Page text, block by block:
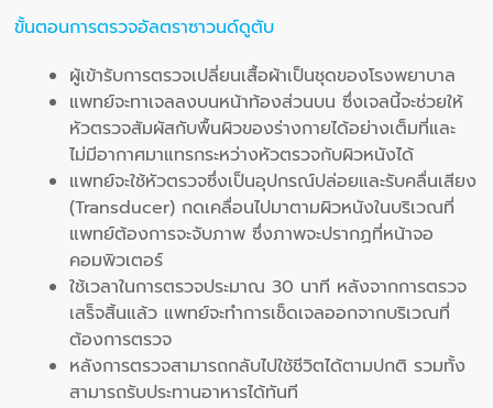
ขั้นตอนการตรวจอัลตราซาวนด์ดูตับ
ผู้เข้ารับการตรวจเปลี่ยนเสื้อผ้าเป็นชุดของโรงพยาบาล
แพทย์จะทาเจลลงบนหน้าท้องส่วนบน ซึ่งเจลนี้จะช่วยให้
หัวตรวจสัมผัสกับพื้นผิวของร่างกายได้อย่างเต็มที่และ
ไม่มีอากาศมาแทรกระหว่างหัวตรวจกับผิวหนังได้
แพทย์จะใช้หัวตรวจซึ่งเป็นอุปกรณ์ปล่อยและรับคลื่นเสียง
(Transducer) กดเคลื่อนไปมาตามผิวหนังในบริเวณที่
แพทย์ต้องการจะจับภาพ ซึ่งภาพจะปรากฏที่หน้าจอ
คอมพิวเตอร์
ใช้เวลาในการตรวจประมาณ 30 นาที หลังจากการตรวจ
เสร็จสิ้นแล้ว แพทย์จะทำการเช็ดเจลออกจากบริเวณที่
ต้องการตรวจ
หลังการตรวจสามารถกลับไปใช้ชีวิตได้ตามปกติ รวมทั้ง
สามารถรับประทานอาหารได้ทันที